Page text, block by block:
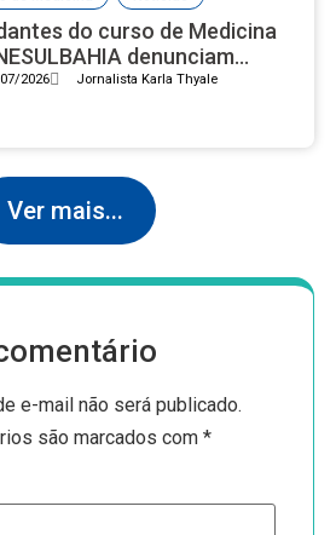
do curso de Medicina
denunciam
institucional e reprovações
2026 Jornalista Karla Thyale
Ver mais...
e-mail não será publicado.
são marcados com*